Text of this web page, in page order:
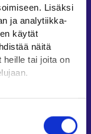
Lisäksi
ja analytiikka-
käytät
näitä
heille tai joita on